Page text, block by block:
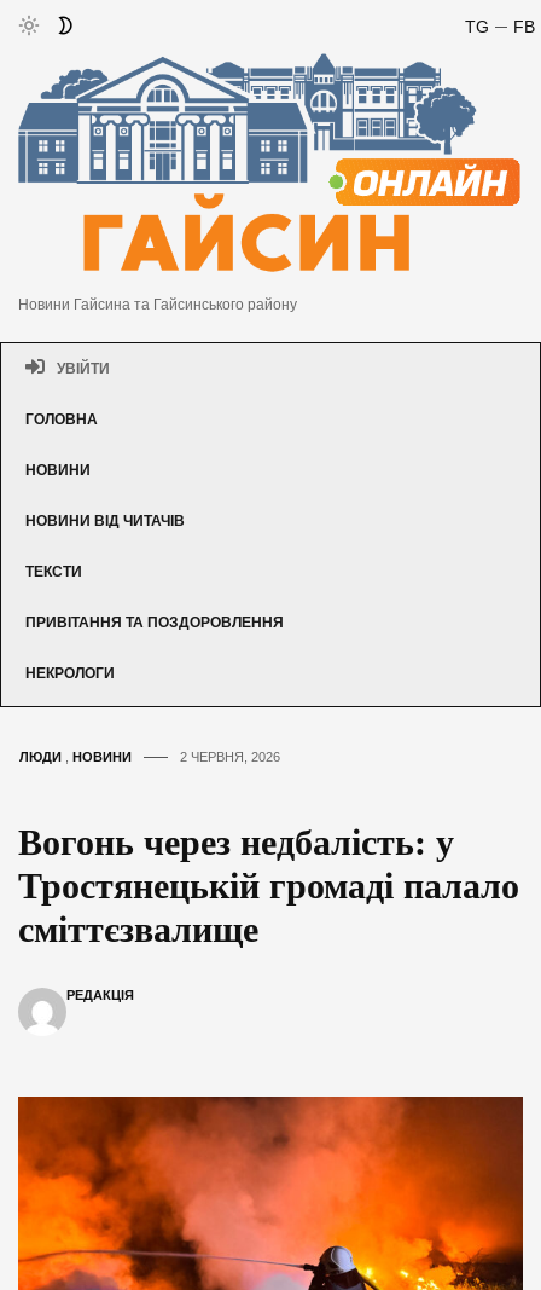
FB
TG
Новини Гайсина та Гайсинського району
УВІЙТИ
ГОЛОВНА
НОВИНИ
НОВИНИ ВІД ЧИТАЧІВ
ТЕКСТИ
ПРИВІТАННЯ ТА ПОЗДОРОВЛЕННЯ
НЕКРОЛОГИ
ЛЮДИ НОВИНИ 2 ЧЕРВНЯ, 2026
Вогонь через недбалість: у
Тростянецькій громаді палало
сміттєзвалище
РЕДАКЦІЯ